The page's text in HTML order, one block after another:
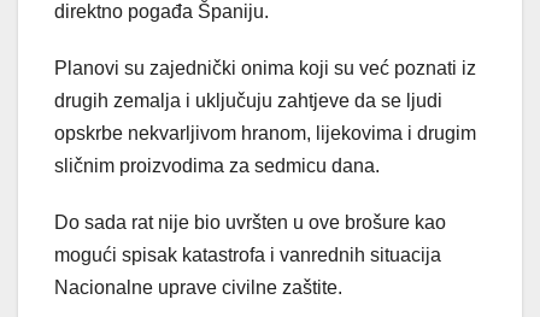
direktno pogađa Španiju.
Planovi su zajednički onima koji su već poznati iz
drugih zemalja i uključuju zahtjeve da se ljudi
opskrbe nekvarljivom hranom, lijekovima i drugim
sličnim proizvodima za sedmicu dana.
Do sada rat nije bio uvršten u ove brošure kao
mogući spisak katastrofa i vanrednih situacija
Nacionalne uprave civilne zaštite.